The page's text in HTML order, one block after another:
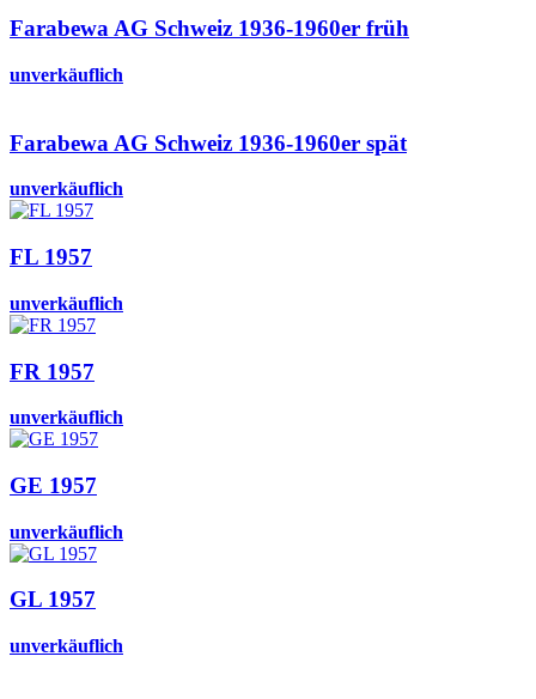
Farabewa AG Schweiz 1936-1960er früh
unverkäuflich
Farabewa AG Schweiz 1936-1960er spät
unverkäuflich
FL 1957
unverkäuflich
FR 1957
unverkäuflich
GE 1957
unverkäuflich
GL 1957
unverkäuflich